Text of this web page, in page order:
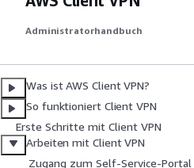
Administratorhandbuch
Was ist AWS Client VPN?
So funktioniert Client VPN
Erste Schritte mit Client VPN
Arbeiten mit Client VPN
Zugang zum Self-Service-Portal